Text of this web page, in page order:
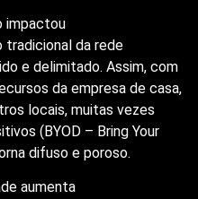
impactou
da rede
e delimitado. Assim, com
da empresa de casa,
locais, muitas vezes
(BYOD – Bring Your
difuso e poroso.
aumenta